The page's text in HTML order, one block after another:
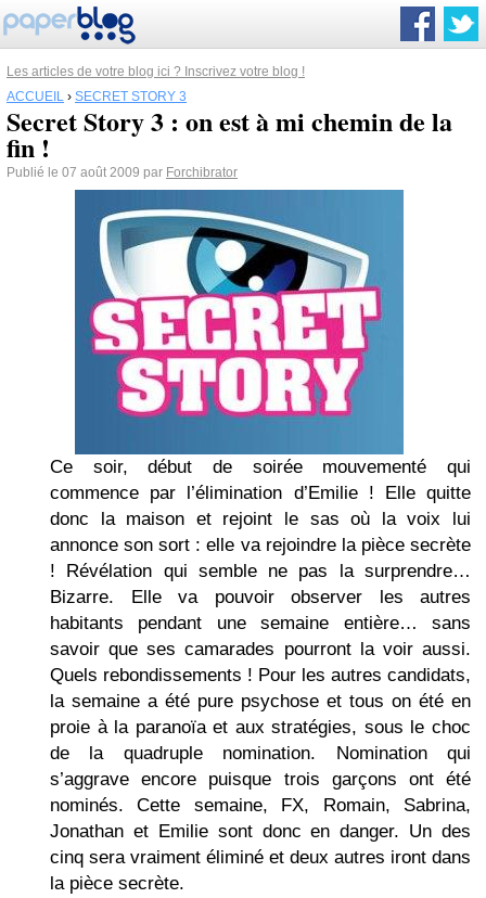
Les articles de votre blog ici ? Inscrivez votre blog !
ACCUEIL › SECRET STORY 3
Secret Story 3 : on est à mi chemin de la
fin !
Publié le 07 août 2009 par Forchibrator
Ce soir, début de soirée mouvementé qui
commence par l’élimination d’Emilie ! Elle quitte
donc la maison et rejoint le sas où la voix lui
annonce son sort : elle va rejoindre la pièce secrète
! Révélation qui semble ne pas la surprendre…
Bizarre. Elle va pouvoir observer les autres
habitants pendant une semaine entière… sans
savoir que ses camarades pourront la voir aussi.
Quels rebondissements ! Pour les autres candidats,
la semaine a été pure psychose et tous on été en
proie à la paranoïa et aux stratégies, sous le choc
de la quadruple nomination. Nomination qui
s’aggrave encore puisque trois garçons ont été
nominés. Cette semaine, FX, Romain, Sabrina,
Jonathan et Emilie sont donc en danger. Un des
cinq sera vraiment éliminé et deux autres iront dans
la pièce secrète.